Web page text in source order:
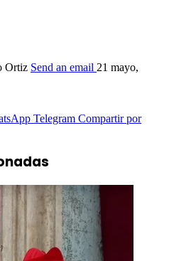
Ortiz Send an email 21 mayo,
Telegram Compartir por